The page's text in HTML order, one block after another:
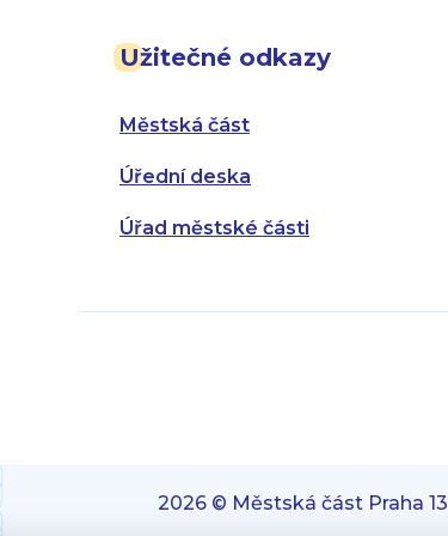
Užitečné odkazy
Městská část
Úřední deska
Úřad městské části
2026 © Městská část Praha 13